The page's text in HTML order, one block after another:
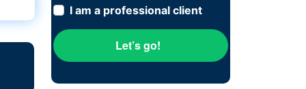
I am a professional client
Let’s go!